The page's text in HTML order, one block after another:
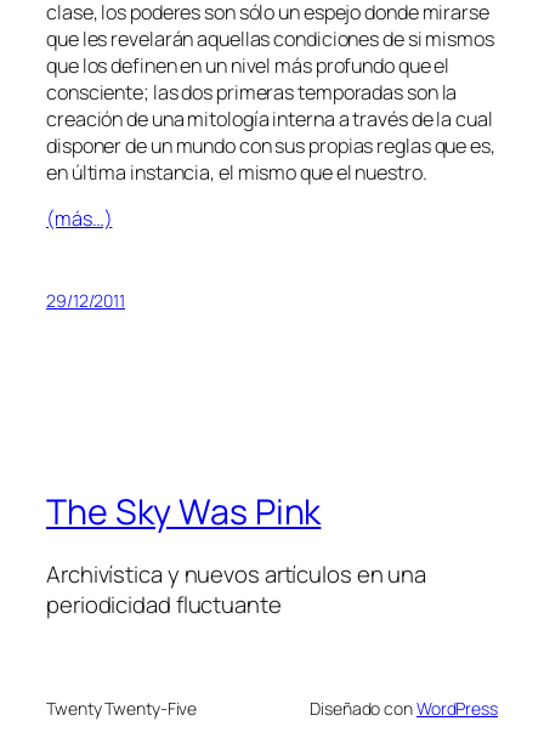
cla­se, los po­de­res son só­lo un es­pe­jo don­de mi­rar­se
que les re­ve­la­rán aque­llas con­di­cio­nes de si mis­mos
que los de­fi­nen en un ni­vel más pro­fun­do que el
cons­cien­te; las dos pri­me­ras tem­po­ra­das son la
crea­ción de unami­to­lo­gía in­ter­naa tra­vés de la cual
dis­po­ner de un mun­do con sus pro­pias re­glas que es,
en úl­ti­ma ins­tan­cia,el mis­mo que el nues­tro.
(más…)
29/12/2011
The Sky Was Pink
Archivística y nuevos artículos en una
periodicidad fluctuante
Twenty Twenty-Five Diseñado conWordPress